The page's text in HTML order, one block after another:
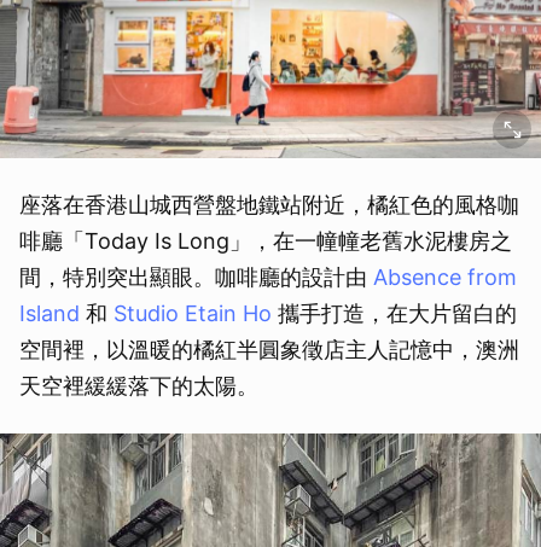
座落在香港山城西營盤地鐵站附近，橘紅色的風格咖
啡廳「Today Is Long」，在一幢幢老舊水泥樓房之
間，特別突出顯眼。咖啡廳的設計由 Absence from
Island 和 Studio Etain Ho 攜手打造，在大片留白的
空間裡，以溫暖的橘紅半圓象徵店主人記憶中，澳洲
天空裡緩緩落下的太陽。